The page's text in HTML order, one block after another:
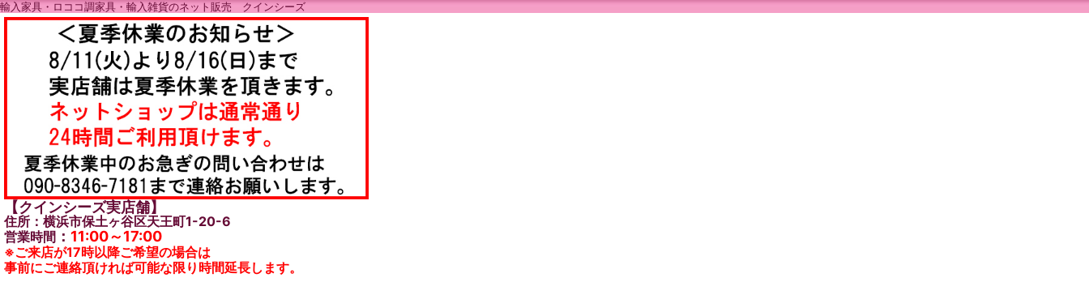
輸入家具・ロココ調家具・輸入雑貨のネット販売 クインシーズ
【クインシーズ実店舗】
住所：横浜市保土ヶ谷区天王町1-20-6
営業時間 ： 11:00～17:00
※ご来店が17時以降ご希望の場合は
事前にご連絡頂ければ可能な限り時間延長します。